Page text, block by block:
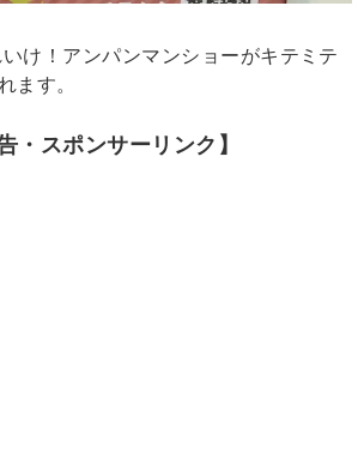
け！アンパンマンショーがキテミテ
ます。
・スポンサーリンク】